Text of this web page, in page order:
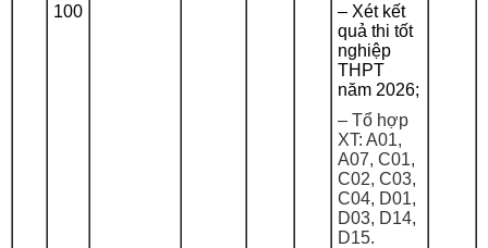
100
– Xét kết
quả thi tốt
nghiệp
THPT
năm 2026;
– Tổ hợp
XT: A01,
A07, C01,
C02, C03,
C04, D01,
D03, D14,
D15.